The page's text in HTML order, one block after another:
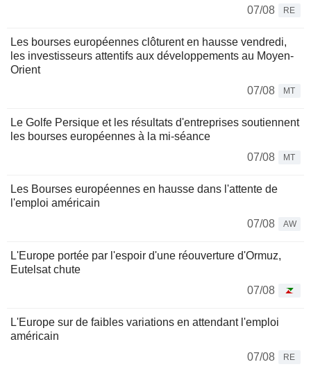
07/08
RE
Les bourses européennes clôturent en hausse vendredi,
les investisseurs attentifs aux développements au Moyen-
Orient
07/08
MT
Le Golfe Persique et les résultats d'entreprises soutiennent
les bourses européennes à la mi-séance
07/08
MT
Les Bourses européennes en hausse dans l'attente de
l'emploi américain
07/08
AW
L'Europe portée par l'espoir d'une réouverture d'Ormuz,
Eutelsat chute
07/08
L'Europe sur de faibles variations en attendant l'emploi
américain
07/08
RE